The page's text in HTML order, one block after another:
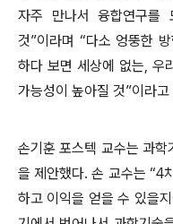
자주 만나서 융합연구를
것”이라며 “다소 엉뚱한
하다 보면 세상에 없는, 우
가능성이 높아질 것”이라고
손기훈 포스텍 교수는 과
을 제안했다. 손 교수는 “4
하고 이익을 얻을 수 있을